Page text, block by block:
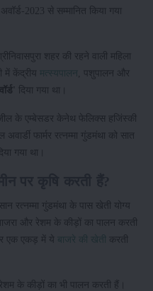
2023 से सम्मानित किया गया
शहर की रहने वाली महिला
में केंद्रीय मत्स्यपालन , पशुपालन और
दिया गया था।
के एम्बेसडर केनेथ फेलिक्स हजिंस्की
अवार्डी फार्मर रत्नम्मा गुंडमंथा को सात
गया था।
रत्नम्मा गुंडमंथा के पास खेती योग्य
और रेशम के कीड़ों का पालन करती
एक एकड़ में ये
बाजरे की खेती
करती
के कीड़ों का भी पालन करती हैं।